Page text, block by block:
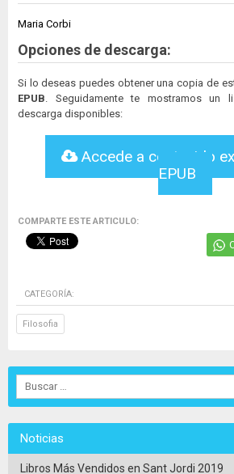
Maria Corbi
Opciones de descarga:
Si lo deseas puedes obtener una copia de
EPUB . Seguidamente te mostramos un
descarga disponibles:
Accede a contenido
EPUB
COMPARTE ESTE ARTICULO:
CATEGORÍA:
Filosofia
Noticias
Libros Más Vendidos en Sant Jordi 2019